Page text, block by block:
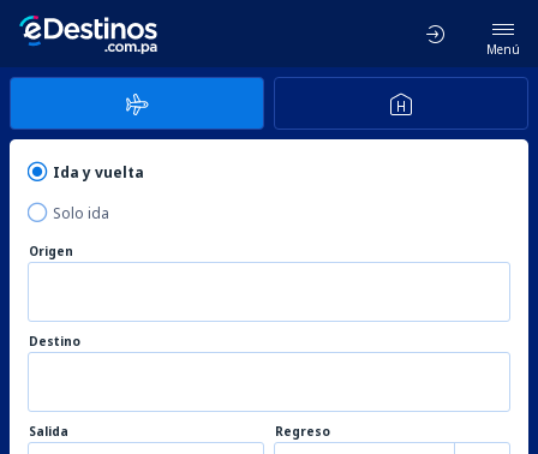
Menú
Ida y vuelta
Solo ida
Origen
Destino
Salida Regreso